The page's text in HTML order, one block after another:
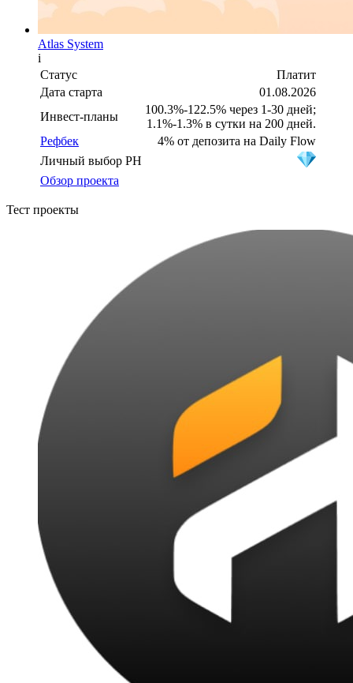
Atlas System
i
Статус
Платит
Дата старта
01.08.2026
Инвест-планы
100.3%-122.5% через 1-30 дней;
1.1%-1.3% в сутки на 200 дней.
Рефбек
4% от депозита на Daily Flow
Личный выбор PH
Обзор проекта
Тест проекты